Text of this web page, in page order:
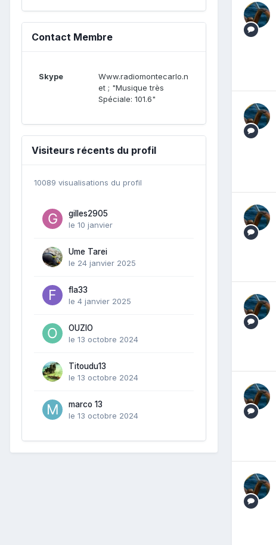
Contact Membre
Skype
Www.radiomontecarlo.n
et ; "Musique très
Spéciale: 101.6"
Visiteurs récents du profil
10089 visualisations du profil
gilles2905
le 10 janvier
Ume Tarei
le 24 janvier 2025
fla33
le 4 janvier 2025
OUZIO
le 13 octobre 2024
Titoudu13
le 13 octobre 2024
marco 13
le 13 octobre 2024